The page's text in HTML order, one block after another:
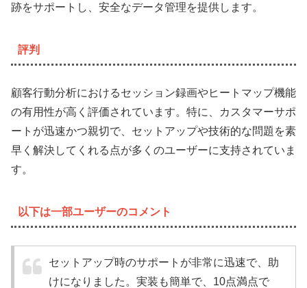
跡をサポートし、安全なデータ管理を提供します。
評判
顧客行動分析におけるセッション録画やヒートマップ機能
の有用性が高く評価されています。特に、カスタマーサポ
ートが迅速かつ親切で、セットアップや技術的な問題を素
早く解決してくれる点が多くのユーザーに支持されていま
す。
以下は一部ユーザーのコメント
セットアップ時のサポートが非常に迅速で、助
けになりました。実装も簡単で、10点満点で